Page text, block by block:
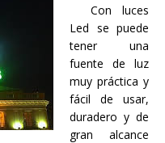
Con luces
Led se puede
tener una
fuente de luz
muy práctica y
fácil de usar,
duradero y de
gran alcance